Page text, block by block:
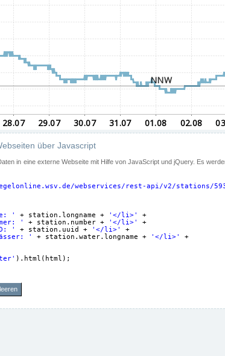
über Javascript
in eine externe Webseite mit Hilfe von JavaScript und jQuery. Es
webservices/rest-api/v2/stations/
'
+ station.longname + '</li>'
+
'
+ station.number + '</li>'
+
'
+ station.uuid + '</li>'
+
'
+ station.water.longname + '</li>'
+
).html(html);